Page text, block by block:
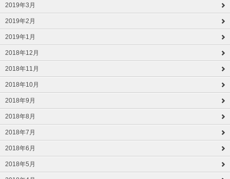
2019年3月
2019年2月
2019年1月
2018年12月
2018年11月
2018年10月
2018年9月
2018年8月
2018年7月
2018年6月
2018年5月